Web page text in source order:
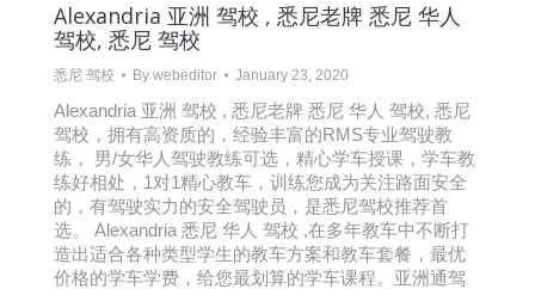
Alexandria 亚洲 驾校 , 悉尼老牌 悉尼 华人
驾校, 悉尼 驾校
悉尼 驾校 By webeditor January 23, 2020
Alexandria 亚洲 驾校 , 悉尼老牌 悉尼 华人 驾校, 悉尼
驾校，拥有高资质的，经验丰富的RMS专业驾驶教
练， 男/女华人驾驶教练可选，精心学车授课，学车教
练好相处，1对1精心教车，训练您成为关注路面安全
的，有驾驶实力的安全驾驶员，是悉尼驾校推荐首
选。 Alexandria 悉尼 华人 驾校 ,在多年教车中不断打
造出适合各种类型学生的教车方案和教车套餐，最优
价格的学车学费，给您最划算的学车课程。亚洲通驾